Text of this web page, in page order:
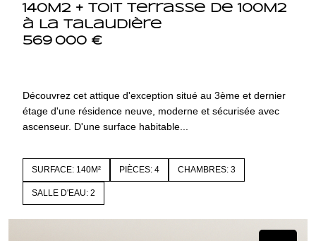
140M2 + toit terrasse de 100M2
à La Talaudière
569 000 €
Découvrez cet attique d'exception situé au 3ème et dernier
étage d'une résidence neuve, moderne et sécurisée avec
ascenseur. D'une surface habitable...
SURFACE: 140M² PIÈCES: 4 CHAMBRES: 3
SALLE D'EAU: 2